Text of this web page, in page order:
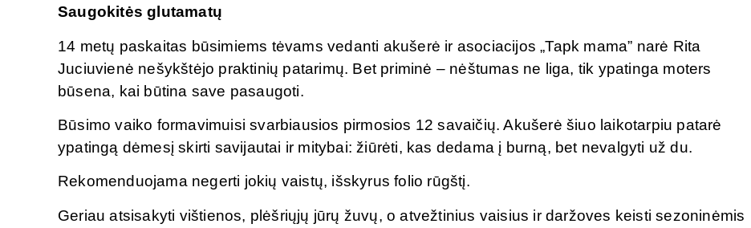
Saugokitės glutamatų
14 metų paskaitas būsimiems tėvams vedanti akušerė ir asociacijos „Tapk mama” narė Rita
Juciuvienė nešykštėjo praktinių patarimų. Bet priminė – nėštumas ne liga, tik ypatinga moters
būsena, kai būtina save pasaugoti.
Būsimo vaiko formavimuisi svarbiausios pirmosios 12 savaičių. Akušerė šiuo laikotarpiu patarė
ypatingą dėmesį skirti savijautai ir mitybai: žiūrėti, kas dedama į burną, bet nevalgyti už du.
Rekomenduojama negerti jokių vaistų, išskyrus folio rūgštį.
Geriau atsisakyti vištienos, plėšriųjų jūrų žuvų, o atvežtinius vaisius ir daržoves keisti sezoninėmis